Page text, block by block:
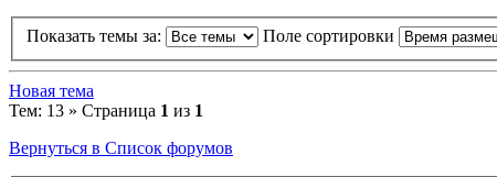
Показать темы за: Поле сортировки
Новая тема
Тем: 13 » Страница 1 из 1
Вернуться в Список форумов